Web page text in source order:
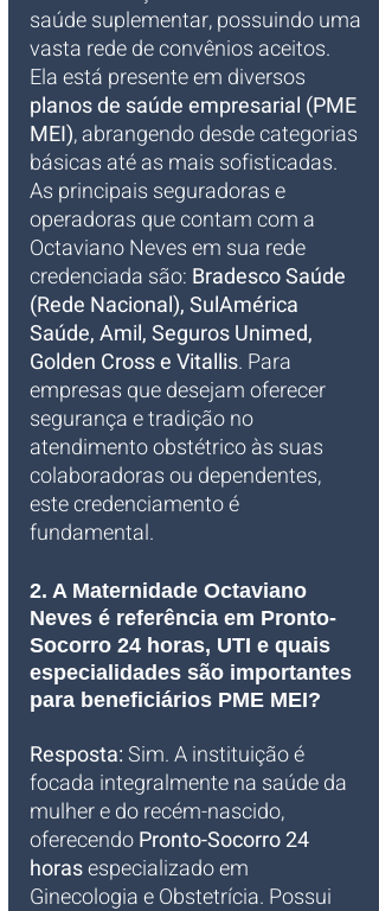
saúde suplementar, possuindo uma
vasta rede de convênios aceitos.
Ela está presente em diversos
planos de saúde empresarial (PME
MEI), abrangendo desde categorias
básicas até as mais sofisticadas.
As principais seguradoras e
operadoras que contam com a
Octaviano Neves em sua rede
credenciada são: Bradesco Saúde
(Rede Nacional), SulAmérica
Saúde, Amil, Seguros Unimed,
Golden Cross e Vitallis. Para
empresas que desejam oferecer
segurança e tradição no
atendimento obstétrico às suas
colaboradoras ou dependentes,
este credenciamento é
fundamental.
2. A Maternidade Octaviano
Neves é referência em Pronto-
Socorro 24 horas, UTI e quais
especialidades são importantes
para beneficiários PME MEI?
Resposta: Sim. A instituição é
focada integralmente na saúde da
mulher e do recém-nascido,
oferecendo Pronto-Socorro 24
horas especializado em
Ginecologia e Obstetrícia. Possui